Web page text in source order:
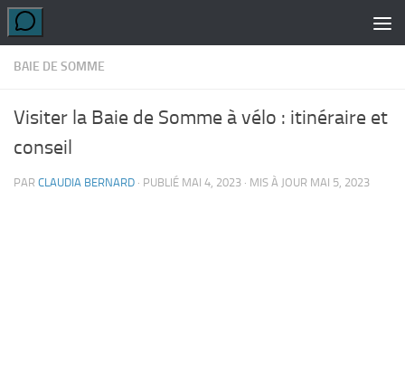
Skip to content
BAIE DE SOMME
Visiter la Baie de Somme à vélo : itinéraire et
conseil
PAR CLAUDIA BERNARD · PUBLIÉ MAI 4, 2023 · MIS À JOUR MAI 5, 2023